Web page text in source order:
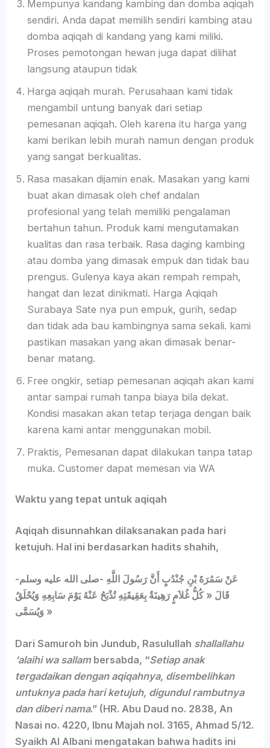
Mempunya kandang kambing dan domba aqiqah
sendiri. Anda dapat memilih sendiri kambing atau
domba aqiqah di kandang yang kami miliki.
Proses pemotongan hewan juga dapat dilihat
langsung ataupun tidak
Harga aqiqah murah. Perusahaan kami tidak
mengambil untung banyak dari setiap
pemesanan aqiqah. Oleh karena itu harga yang
kami berikan lebih murah namun dengan produk
yang sangat berkualitas.
Rasa masakan dijamin enak. Masakan yang kami
buat akan dimasak oleh chef andalan
profesional yang telah memiliki pengalaman
bertahun tahun. Produk kami mengutamakan
kualitas dan rasa terbaik. Rasa daging kambing
atau domba yang dimasak empuk dan tidak bau
prengus. Gulenya kaya akan rempah rempah,
hangat dan lezat dinikmati. Harga Aqiqah
Surabaya Sate nya pun empuk, gurih, sedap
dan tidak ada bau kambingnya sama sekali. kami
pastikan masakan yang akan dimasak benar-
benar matang.
Free ongkir, setiap pemesanan aqiqah akan kami
antar sampai rumah tanpa biaya bila dekat.
Kondisi masakan akan tetap terjaga dengan baik
karena kami antar menggunakan mobil.
Praktis, Pemesanan dapat dilakukan tanpa tatap
muka. Customer dapat memesan via WA
Waktu yang tepat untuk aqiqah
Aqiqah disunnahkan dilaksanakan pada hari
ketujuh. Hal ini berdasarkan hadits shahih,
عَنْ سَمُرَةَ بْنِ جُنْدُبٍ أَنَّ رَسُولَ اللَّهِ -صلى الله عليه وسلم-
قَالَ « كُلُّ غُلاَمٍ رَهِينَةٌ بِعَقِيقَتِهِ تُذْبَحُ عَنْهُ يَوْمَ سَابِعِهِ وَيُحْلَقُ
وَيُسَمَّى »
Dari Samuroh bin Jundub, Rasulullah shallallahu
‘alaihi wa sallambersabda, “Setiap anak
tergadaikan dengan aqiqahnya, disembelihkan
untuknya pada hari ketujuh, digundul rambutnya
dan diberi nama.” (HR. Abu Daud no. 2838, An
Nasai no. 4220, Ibnu Majah nol. 3165, Ahmad 5/12.
Syaikh Al Albani mengatakan bahwa hadits ini